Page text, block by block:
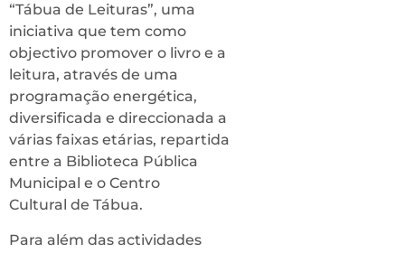
“Tábua de Leituras”, uma
iniciativa que tem como
objectivo promover o livro e a
leitura, através de uma
programação energética,
diversificada e direccionada a
várias faixas etárias, repartida
entre a Biblioteca Pública
Municipal e o Centro
Cultural de Tábua.
Para além das actividades